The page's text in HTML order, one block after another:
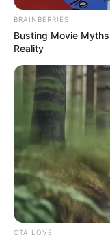
BRAINBERRIES
Busting Movie
Reality
CTA LOVE